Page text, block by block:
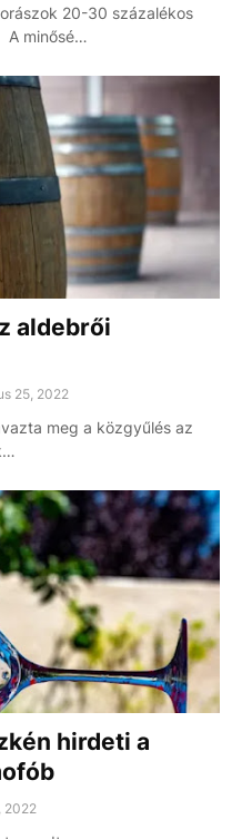
20-30 százalékos
A minősé…
aldebrői
25, 2022
meg a közgyűlés az
hirdeti a
2022